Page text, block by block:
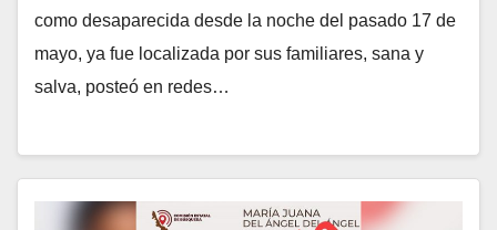
como desaparecida desde la noche del pasado 17 de
mayo, ya fue localizada por sus familiares, sana y
salva, posteó en redes…